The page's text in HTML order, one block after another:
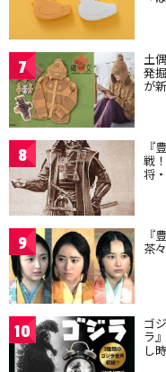
7 土
発
が
8 『
戦
将
9 『
茶
10 ゴ
ラ
し